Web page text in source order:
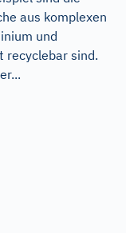
aus komplexen
und
recyclebar sind.